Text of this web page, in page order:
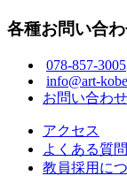
各種お問い合
078-857-3005
info@art-
お問い合わ
アクセス
よくある質問
教員採用に